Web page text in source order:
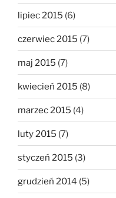
lipiec 2015 (6)
czerwiec 2015 (7)
maj 2015 (7)
kwiecień 2015 (8)
marzec 2015 (4)
luty 2015 (7)
styczeń 2015 (3)
grudzień 2014 (5)